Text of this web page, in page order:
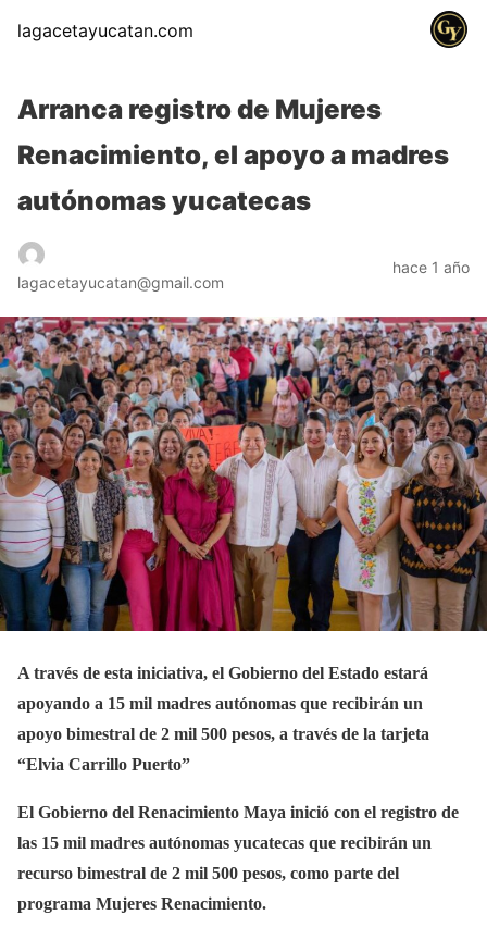
lagacetayucatan.com
Arranca registro de Mujeres
Renacimiento, el apoyo a madres
autónomas yucatecas
lagacetayucatan@gmail.com
hace 1 año
A través de esta iniciativa, el Gobierno del Estado estará
apoyando a 15 mil madres autónomas que recibirán un
apoyo bimestral de 2 mil 500 pesos, a través de la tarjeta
“Elvia Carrillo Puerto”
El Gobierno del Renacimiento Maya inició con el registro de
las 15 mil madres autónomas yucatecas que recibirán un
recurso bimestral de 2 mil 500 pesos, como parte del
programa Mujeres Renacimiento.